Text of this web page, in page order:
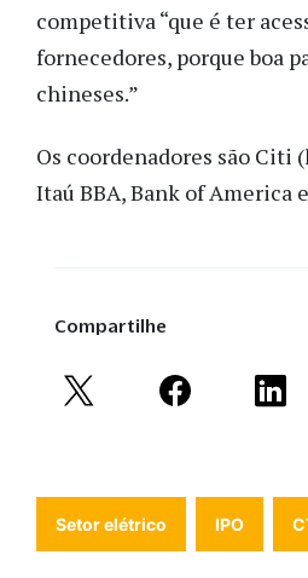
competitiva “que é ter
fornecedores, porque boa
chineses.”
Os coordenadores são Citi
Itaú BBA, Bank of America
Compartilhe
Setor elétrico IPO